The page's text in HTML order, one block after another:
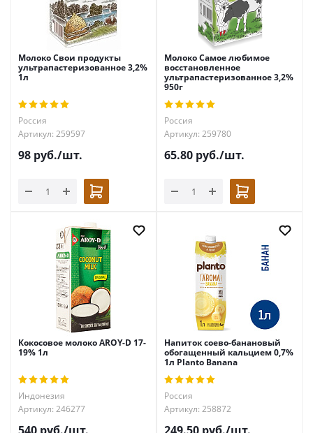
Молоко Свои продукты
ультрапастеризованное 3,2%
1л
Россия
Артикул: 259597
98 руб./шт.
Молоко Самое любимое
восстановленное
ультрапастеризованное 3,2%
950г
Россия
Артикул: 259780
65.80 руб./шт.
Кокосовое молоко AROY-D 17-
19% 1л
Индонезия
Артикул: 246277
Напиток соево-банановый
обогащенный кальцием 0,7%
1л Planto Banana
Россия
Артикул: 258872